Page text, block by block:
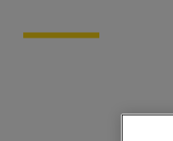
Faites des